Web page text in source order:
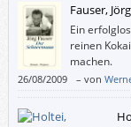
Fauser,
Ein
reinen
machen.
26/08/2009 – von